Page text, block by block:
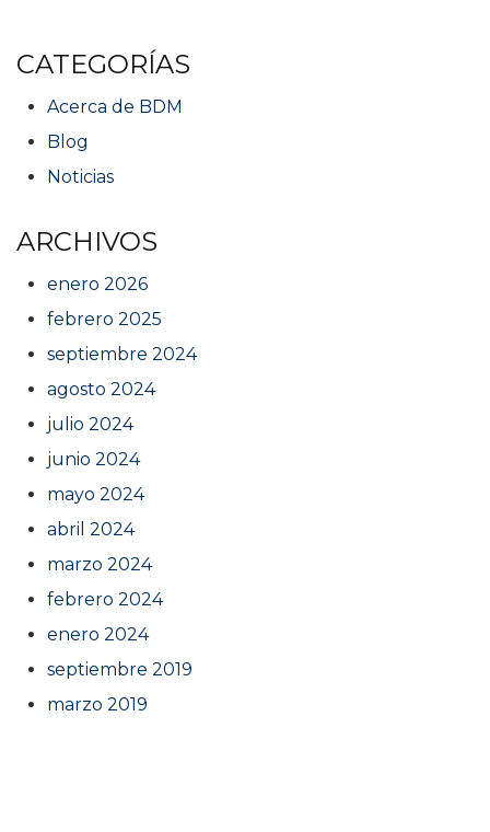
CATEGORÍAS
Acerca de BDM
Blog
Noticias
ARCHIVOS
enero 2026
febrero 2025
septiembre 2024
agosto 2024
julio 2024
junio 2024
mayo 2024
abril 2024
marzo 2024
febrero 2024
enero 2024
septiembre 2019
marzo 2019